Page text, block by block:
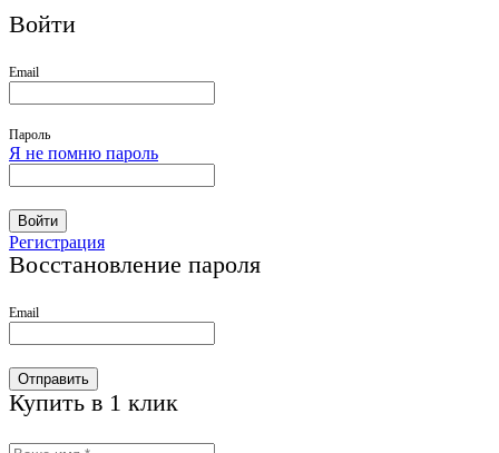
Войти
Email
Пароль
Я не помню пароль
Войти
Регистрация
Восстановление пароля
Email
Отправить
Купить в 1 клик